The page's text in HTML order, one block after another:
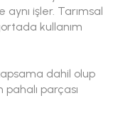
işler. Tarımsal
kullanım
dahil olup
pahalı parçası